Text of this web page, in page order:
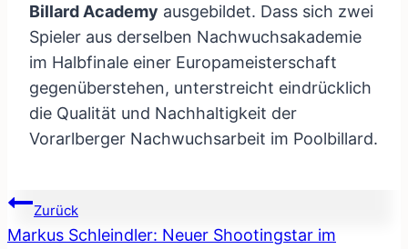
Billard Academy ausgebildet. Dass sich zwei
Spieler aus derselben Nachwuchsakademie
im Halbfinale einer Europameisterschaft
gegenüberstehen, unterstreicht eindrücklich
die Qualität und Nachhaltigkeit der
Vorarlberger Nachwuchsarbeit im Poolbillard.
Beitragsnavigation
Zurück
Markus Schleindler: Neuer Shootingstar im